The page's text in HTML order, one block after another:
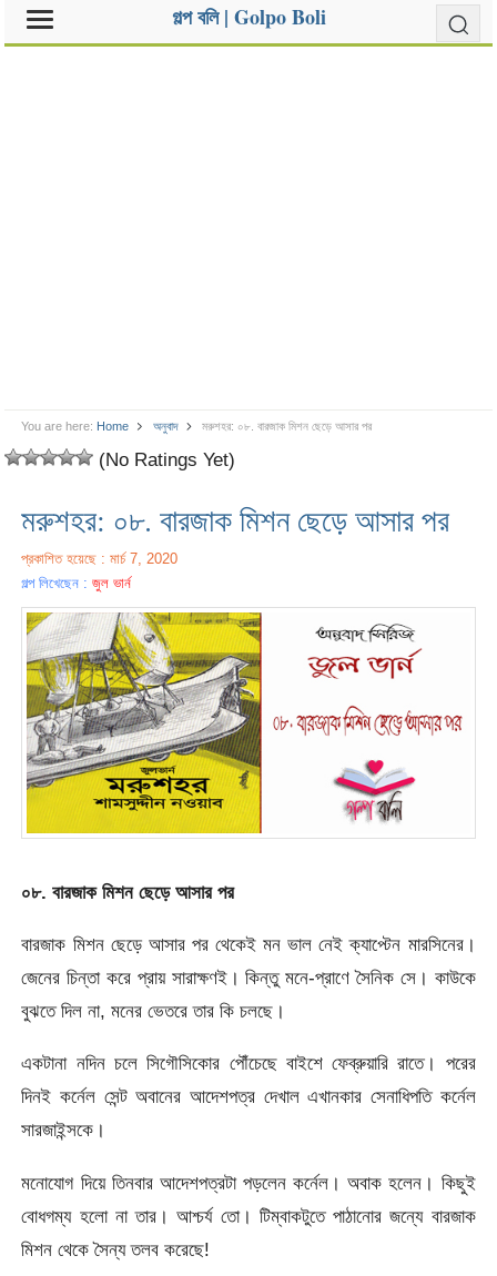
গল্প বলি | Golpo Boli
You are here: Home অনুবাদ মরুশহর: ০৮. বারজাক মিশন ছেড়ে আসার পর
(No Ratings Yet)
মরুশহর: ০৮. বারজাক মিশন ছেড়ে আসার পর
প্রকাশিত হয়েছে : মার্চ 7, 2020
গল্প লিখেছেন :জুল ভার্ন
০৮. বারজাক মিশন ছেড়ে আসার পর
বারজাক মিশন ছেড়ে আসার পর থেকেই মন ভাল নেই ক্যাপ্টেন মারসিনের।
জেনের চিন্তা করে প্রায় সারাক্ষণই। কিন্তু মনে-প্রাণে সৈনিক সে। কাউকে
বুঝতে দিল না, মনের ভেতরে তার কি চলছে।
একটানা নদিন চলে সিগৌসিকোর পৌঁচেছে বাইশে ফেব্রুয়ারি রাতে। পরের
দিনই কর্নেল সেন্ট অবানের আদেশপত্র দেখাল এখানকার সেনাধিপতি কর্নেল
সারজাইন্সকে।
মনোযোগ দিয়ে তিনবার আদেশপত্রটা পড়লেন কর্নেল। অবাক হলেন। কিছুই
বোধগম্য হলো না তার। আশ্চর্য তো। টিম্বাকটুতে পাঠানোর জন্যে বারজাক
মিশন থেকে সৈন্য তলব করেছে!